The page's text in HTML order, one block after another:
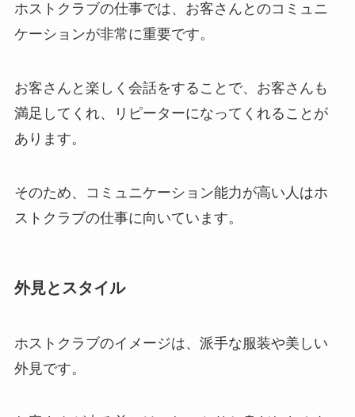
ホストクラブの仕事では、お客さんとのコミュニ
ケーションが非常に重要です。
お客さんと楽しく会話をすることで、お客さんも
満足してくれ、リピーターになってくれることが
あります。
そのため、コミュニケーション能力が高い人はホ
ストクラブの仕事に向いています。
外見とスタイル
ホストクラブのイメージは、派手な服装や美しい
外見です。